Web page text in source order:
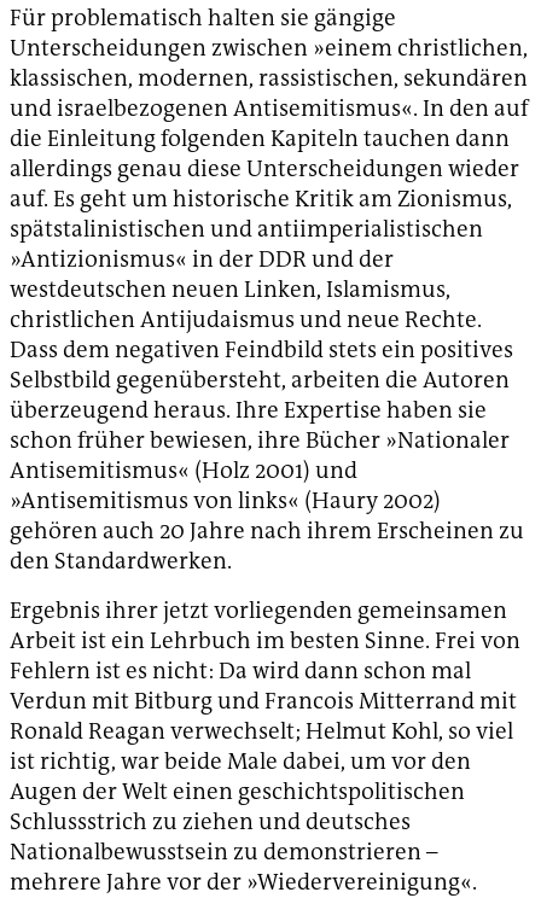
Für problematisch halten sie gängige
Unterscheidungen zwischen »einem christlichen,
klassischen, modernen, rassistischen, sekundären
und israelbezogenen Antisemitismus«. In den auf
die Einleitung folgenden Kapiteln tauchen dann
allerdings genau diese Unterscheidungen wieder
auf. Es geht um historische Kritik am Zionismus,
spätstalinistischen und antiimperialistischen
»Antizionismus« in der DDR und der
westdeutschen neuen Linken, Islamismus,
christlichen Antijudaismus und neue Rechte.
Dass dem negativen Feindbild stets ein positives
Selbstbild gegenübersteht, arbeiten die Autoren
überzeugend heraus. Ihre Expertise haben sie
schon früher bewiesen, ihre Bücher »Nationaler
Antisemitismus« (Holz 2001) und
»Antisemitismus von links« (Haury 2002)
gehören auch 20 Jahre nach ihrem Erscheinen zu
den Standardwerken.
Ergebnis ihrer jetzt vorliegenden gemeinsamen
Arbeit ist ein Lehrbuch im besten Sinne. Frei von
Fehlern ist es nicht: Da wird dann schon mal
Verdun mit Bitburg und Francois Mitterrand mit
Ronald Reagan verwechselt; Helmut Kohl, so viel
ist richtig, war beide Male dabei, um vor den
Augen der Welt einen geschichtspolitischen
Schlussstrich zu ziehen und deutsches
Nationalbewusstsein zu demonstrieren –
mehrere Jahre vor der »Wiedervereinigung«.